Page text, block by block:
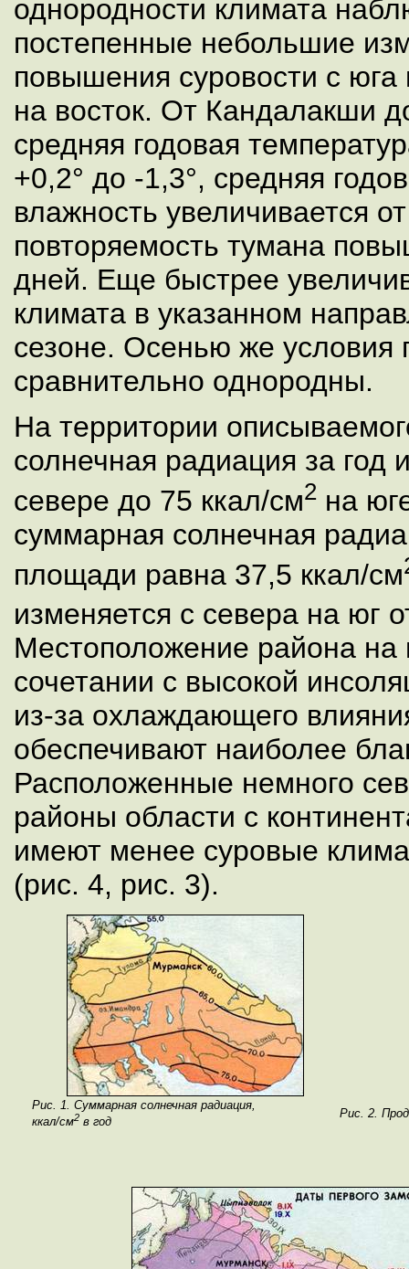
однородности климата
постепенные небольшие
повышения суровости с юга
на восток. От Кандалакши
средняя годовая
+0,2° до -1,3°, средняя
влажность увеличивается
повторяемость тумана
дней. Еще быстрее
климата в указанном
сезоне. Осенью же условия
сравнительно однородны.
На территории
солнечная радиация за год
севере до 75 ккал/см2 на
суммарная солнечная
площади равна 37,5 ккал/см
изменяется с севера на юг
Местоположение района на
сочетании с высокой
из-за охлаждающего
обеспечивают наиболее
Расположенные немного
районы области с
имеют менее суровые
(рис. 4, рис. 3).
Рис. 1. Суммарная солнечная радиация,
ккал/см2 в год
Рис. 2.